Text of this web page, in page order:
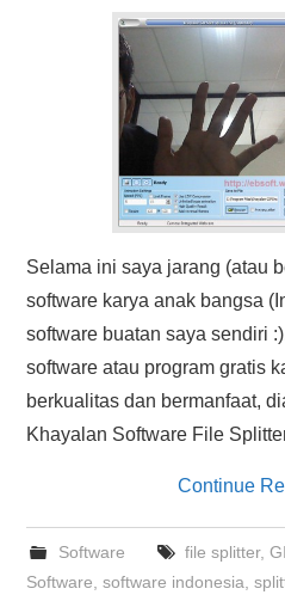
HASIL PENCARIAN
Selama ini saya jarang (atau
software karya anak bangsa
software buatan saya sendiri
software atau program gratis
berkualitas dan bermanfaat,
Khayalan Software File
Continue
Software file splitter,
Software ,software indonesia ,